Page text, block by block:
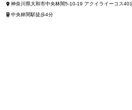
神奈川県大和市中央林間5-10-19 アクイライーコス401
中央林間駅徒歩4分